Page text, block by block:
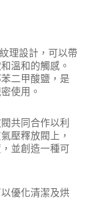
理設計，可以帶
溫和的觸感。
二甲酸鹽，是
使用。
共同合作以利
壓釋放閥上，
並創造一種可
優化清潔及烘